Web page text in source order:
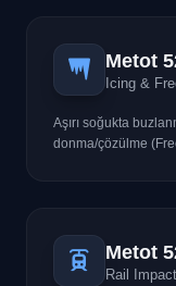
Metot
Icing &
Aşırı soğukta
donma/çözülme
Metot
Rail